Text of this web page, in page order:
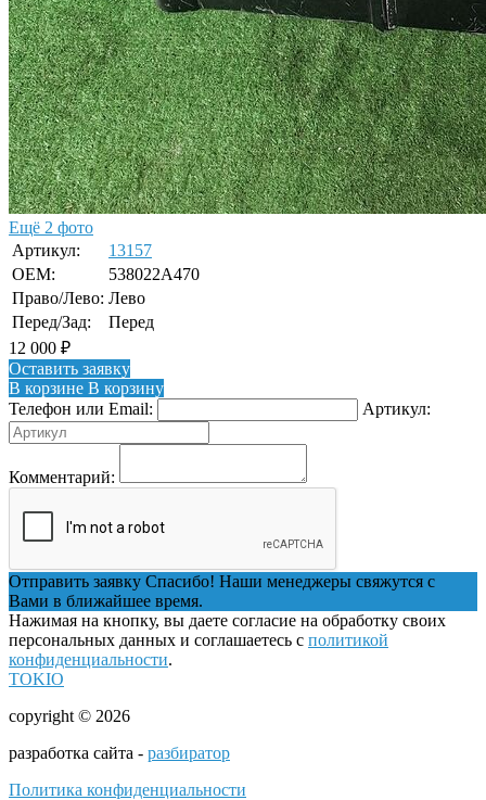
Ещё 2 фото
Артикул:
13157
OEM:
538022A470
Право/Лево: Лево
Перед/Зад:
Перед
12 000 ₽
Оставить заявку
В корзине В корзину
Телефон или Email:
Артикул:
Комментарий:
Отправить заявку Спасибо! Наши менеджеры свяжутся с
Вами в ближайшее время.
Нажимая на кнопку, вы даете согласие на обработку своих
персональных данных и соглашаетесь с политикой
конфиденциальности.
TOKIO
copyright © 2026
разработка сайта - разбиратор
Политика конфиденциальности